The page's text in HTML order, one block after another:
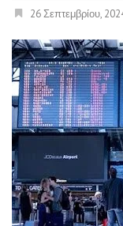
26 Σεπτεμβρίου,